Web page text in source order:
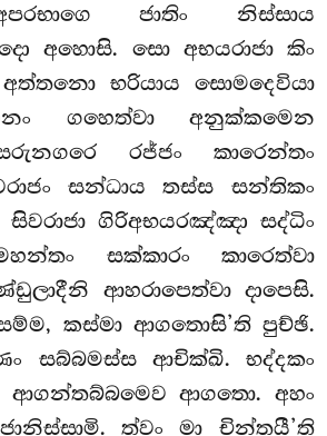
ජාතිං නිස්සාය
අහොසි. සො අභයරාජා කිං
අත්තනො භරියාය සොමදෙවියා
ගහෙත්වා අනුක්කමෙන
රජ්ජං කාරෙන්තං
සන්ධාය තස්ස සන්තිකං
ගිරිඅභයරඤ්ඤා සද්ධිං
සක්කාරං කාරෙත්වා
ආහරාපෙත්වා දාපෙසි.
කස්මා ආගතොසි’ති පුච්ඡි.
සබ්බමස්ස ආචික්ඛි. භද්දකං
ආගන්තබ්බමෙව ආගතො. අහං
ත්වං මා චින්තයී’ති